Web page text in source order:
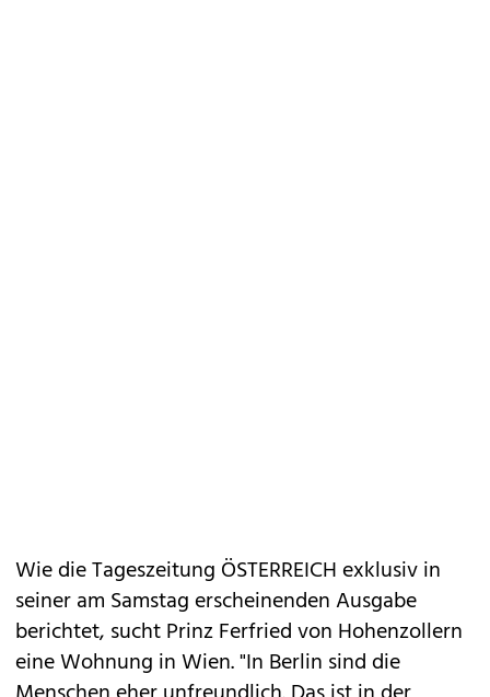
Wie die Tageszeitung ÖSTERREICH exklusiv in
seiner am Samstag erscheinenden Ausgabe
berichtet, sucht Prinz Ferfried von Hohenzollern
eine Wohnung in Wien. "In Berlin sind die